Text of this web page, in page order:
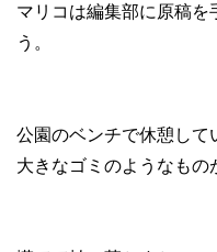
マリコは編集部に原稿を
う。
公園のベンチで休憩して
大きなゴミのようなもの